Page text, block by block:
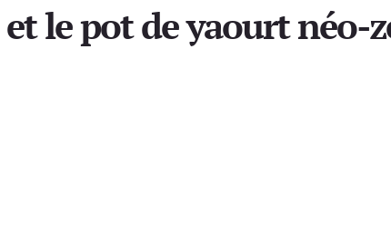
le pot de yaourt néo-